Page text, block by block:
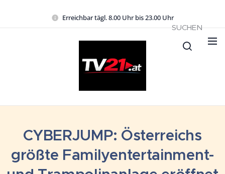
Erreichbar tägl. 8.00 Uhr bis 23.00 Uhr
SUCHEN
CYBERJUMP: Österreichs
größte Familyentertainment-